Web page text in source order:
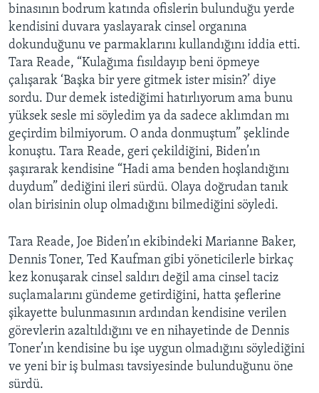
binasının bodrum katında ofislerin bulunduğu yerde
kendisini duvara yaslayarak cinsel organına
dokunduğunu ve parmaklarını kullandığını iddia etti.
Tara Reade, “Kulağıma fısıldayıp beni öpmeye
çalışarak ‘Başka bir yere gitmek ister misin?’ diye
sordu. Dur demek istediğimi hatırlıyorum ama bunu
yüksek sesle mi söyledim ya da sadece aklımdan mı
geçirdim bilmiyorum. O anda donmuştum” şeklinde
konuştu. Tara Reade, geri çekildiğini, Biden’ın
şaşırarak kendisine “Hadi ama benden hoşlandığını
duydum” dediğini ileri sürdü. Olaya doğrudan tanık
olan birisinin olup olmadığını bilmediğini söyledi.
Tara Reade, Joe Biden’ın ekibindeki Marianne Baker,
Dennis Toner, Ted Kaufman gibi yöneticilerle birkaç
kez konuşarak cinsel saldırı değil ama cinsel taciz
suçlamalarını gündeme getirdiğini, hatta şeflerine
şikayette bulunmasının ardından kendisine verilen
görevlerin azaltıldığını ve en nihayetinde de Dennis
Toner’ın kendisine bu işe uygun olmadığını söylediğini
ve yeni bir iş bulması tavsiyesinde bulunduğunu öne
sürdü.